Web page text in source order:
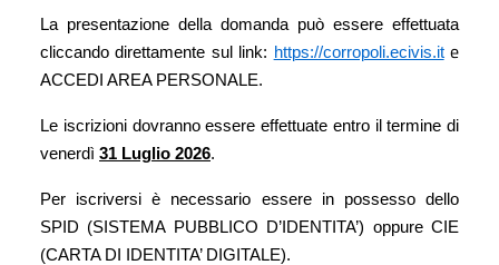
La presentazione della domanda può essere effettuata
cliccando direttamente sul link: https://corropoli.ecivis.ite
ACCEDI AREA PERSONALE.
Le iscrizioni dovranno essere effettuate entro il termine di
venerdì 31 Luglio 2026.
Per iscriversi è necessario essere in possesso dello
SPID (SISTEMA PUBBLICO D’IDENTITA’) oppure CIE
(CARTA DI IDENTITA’ DIGITALE).